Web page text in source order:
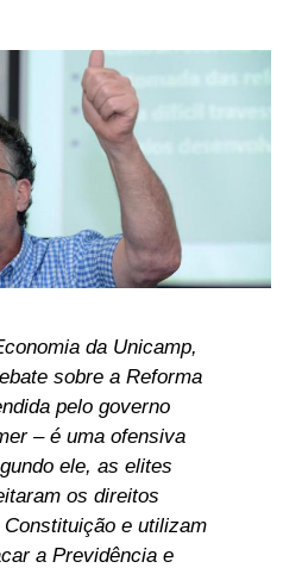
da Unicamp,
sobre a Reforma
pelo governo
– é uma ofensiva
ele, as elites
os direitos
e utilizam
a Previdência e